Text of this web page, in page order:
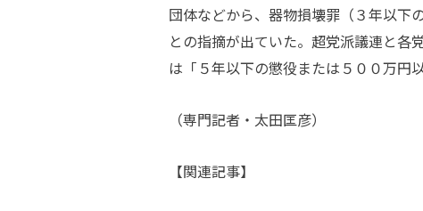
団体などから、器物損壊罪（３年以下
との指摘が出ていた。超党派議連と各
は「５年以下の懲役または５００万円
（専門記者・太田匡彦）
【関連記事】